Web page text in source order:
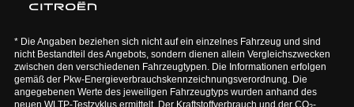
* Die Angaben beziehen sich nicht auf ein einzelnes Fahrzeug und sind
nicht Bestandteil des Angebots, sondern dienen allein Vergleichszwecken
zwischen den verschiedenen Fahrzeugtypen. Die Informationen erfolgen
gemäß der Pkw-Energieverbrauchskennzeichnungsverordnung. Die
angegebenen Werte des jeweiligen Fahrzeugtyps wurden anhand des